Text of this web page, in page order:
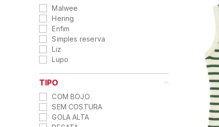
Malwee
Hering
Enfim
Simples reserva
Liz
Lupo
TIPO
COM BOJO
SEM COSTURA
GOLA ALTA